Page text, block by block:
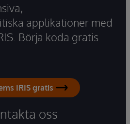
applikationer med
Börja koda gratis
IRIS gratis
oss